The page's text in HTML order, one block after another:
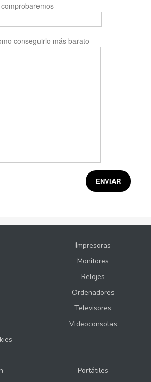
conseguirlo más barato
Impresoras
Monitores
Relojes
Ordenadores
Televisores
Videoconsolas
Portátiles